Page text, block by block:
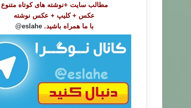
مطالب سایت +نوشته های کوتاه متنوع
عکس + کلیپ + عکس نوشته
با ما همراه باشید. eslahe@